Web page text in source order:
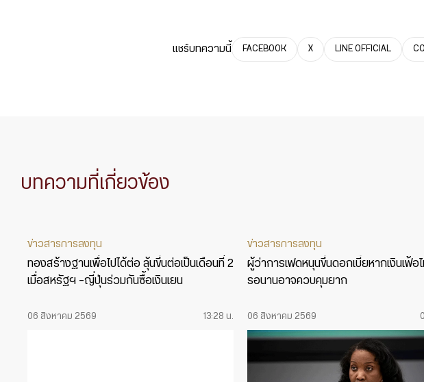
แชร์บทความนี้ FACEBOOK X LINE OFFICIAL
บทความที่เกี่ยวข้อง
ข่าวสารการลงทุน
ทองสร้างฐานเพื่อไปได้ต่อ ลุ้นขึ้นต่อเป็นเดือนที่ 2
เมื่อสหรัฐฯ -ญี่ปุ่นร่วมกันซื้อเงินเยน
06 สิงหาคม 2569 13:28 น.
ข่าวสารการลงทุน
ผู้ว่าการเฟดหนุนขึ้นดอกเบี้ยหากเงินเฟ้อ
รอนานอาจควบคุมยาก
06 สิงหาคม 2569